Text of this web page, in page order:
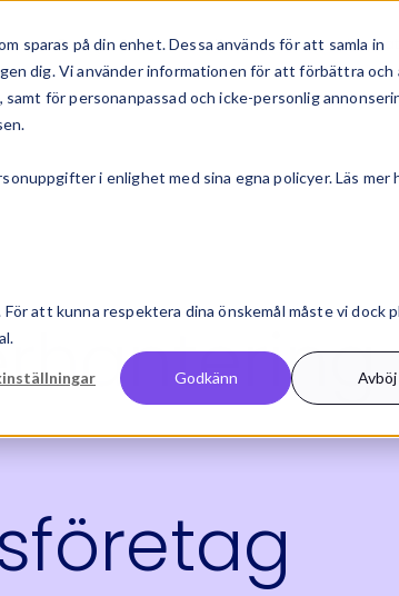
sparas på din enhet. Dessa används för att samla in
dig. Vi använder informationen för att förbättra och
för personanpassad och icke-personlig
i enlighet med sina egna policyer. Läs mer
att kunna respektera dina önskemål måste vi dock
Godkänn Avböj
Bransch & roll Kundcase